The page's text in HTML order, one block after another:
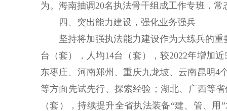
为。海南抽调20名执法骨干组成工作专班，
四、突出能力建设，强化业务强兵
坚持将加强执法能力建设作为大练兵的重
台（套），人均14台（套），较2022年增加
东枣庄、河南郑州、重庆九龙坡、云南昆明4
等方面先试先行、探索经验；湖北、广西等
（套），持续提升全省执法装备“建、管、